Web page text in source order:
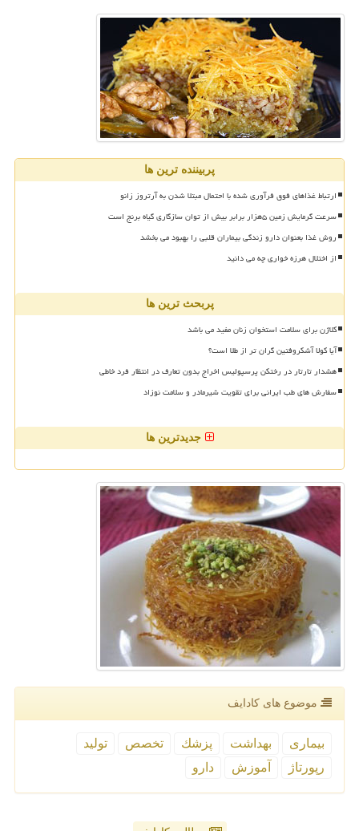
پربیننده ترین ها
ارتباط غذاهای فوق فرآوری شده با احتمال مبتلا شدن به آرتروز زانو
سرعت گرمایش زمین ۵هزار برابر بیش از توان سازگاری گیاه برنج است
روش غذا بعنوان دارو زندگی بیماران قلبی را بهبود می بخشد
از اختلال هرزه خواری چه می دانید
پربحث ترین ها
کلاژن برای سلامت استخوان زنان مفید می باشد
آیا کولا آشکروفتین گران تر از طلا است؟
هشدار تارتار در رختکن پرسپولیس اخراج بدون تعارف در انتظار فرد خاطی
سفارش های طب ایرانی برای تقویت شیرمادر و سلامت نوزاد
جدیدترین ها
موضوع های كادایف
بیماری بهداشت پزشك تخصص
تولید
رپورتاژ
آموزش دارو